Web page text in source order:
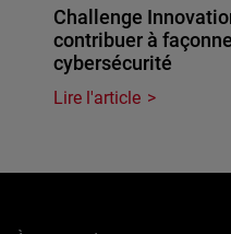
Challenge
contribuer à
cybersécurité
Lire l'article